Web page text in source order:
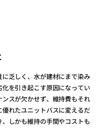
乏しく、水が建材にまで染み
を引き起こす原因になってい
スが欠かせず、維持費もそれ
れたユニットバスに変えるだ
しかも維持の手間やコストも